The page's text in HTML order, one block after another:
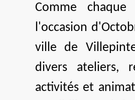
Comme
l'occasion
ville de
divers ateliers,
activités et